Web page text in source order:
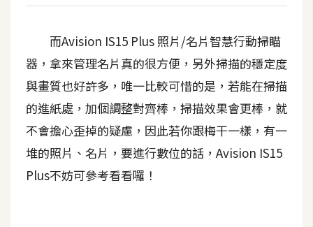
而Avision IS15 Plus 照片/名片智慧行動掃瞄
器，拿來管理名片真的很方便，另外掃描的穩定度
與畫質也好許多，唯一比較可惜的是，若能在掃描
的進紙處，加個調整對齊棒，掃描效果會更棒，就
不會擔心歪掉的疑慮，因此若你跟梅干一樣，有一
堆的照片、名片，要進行數位的話，Avision IS15
Plus不妨可參考看看囉！